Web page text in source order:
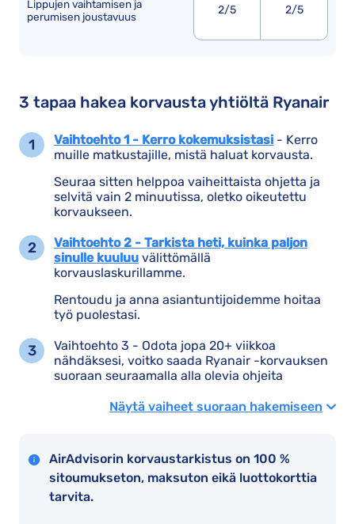
Lippujen vaihtamisen ja
perumisen joustavuus
2/5 2/5
3 tapaa hakea korvausta yhtiöltä Ryanair
Vaihtoehto 1 - Kerro kokemuksistasi - Kerro
muille matkustajille, mistä haluat korvausta.
Seuraa sitten helppoa vaiheittaista ohjetta ja
selvitä vain 2 minuutissa, oletko oikeutettu
korvaukseen.
Vaihtoehto 2 - Tarkista heti, kuinka paljon
sinulle kuuluu välittömällä
korvauslaskurillamme.
Rentoudu ja anna asiantuntijoidemme hoitaa
työ puolestasi.
Vaihtoehto 3 - Odota jopa 20+ viikkoa
nähdäksesi, voitko saada Ryanair -korvauksen
suoraan seuraamalla alla olevia ohjeita
Näytä vaiheet suoraan hakemiseen
AirAdvisorin korvaustarkistus on 100 %
sitoumukseton, maksuton eikä luottokorttia
tarvita.